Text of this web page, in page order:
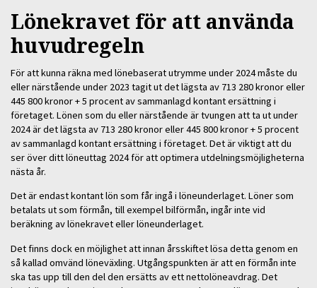
Lönekravet för att använda
huvudregeln
För att kunna räkna med lönebaserat utrymme under 2024 måste du
eller närstående under 2023 tagit ut det lägsta av 713 280 kronor eller
445 800 kronor + 5 procent av sammanlagd kontant ersättning i
företaget. Lönen som du eller närstående är tvungen att ta ut under
2024 är det lägsta av 713 280 kronor eller 445 800 kronor + 5 procent
av sammanlagd kontant ersättning i företaget. Det är viktigt att du
ser över ditt löneuttag 2024 för att optimera utdelningsmöjligheterna
nästa år.
Det är endast kontant lön som får ingå i löneunderlaget. Löner som
betalats ut som förmån, till exempel bilförmån, ingår inte vid
beräkning av lönekravet eller löneunderlaget.
Det finns dock en möjlighet att innan årsskiftet lösa detta genom en
så kallad omvänd löneväxling. Utgångspunkten är att en förmån inte
ska tas upp till den del den ersätts av ett nettolöneavdrag. Det